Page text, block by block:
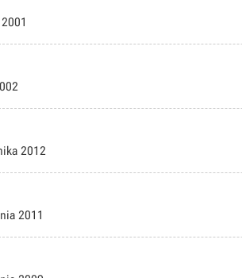
2012
2011